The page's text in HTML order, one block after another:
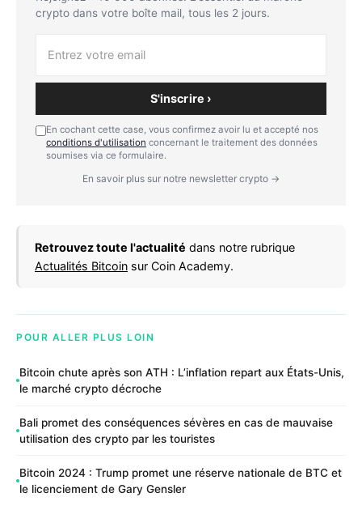
crypto dans votre boîte mail, tous les 2 jours.
S'inscrire ›
En cochant cette case, vous confirmez avoir lu et accepté nos
conditions d'utilisation concernant le traitement des données
soumises via ce formulaire.
En savoir plus sur notre newsletter crypto →
Retrouvez toute l'actualité dans notre rubrique
Actualités Bitcoin sur Coin Academy.
POUR ALLER PLUS LOIN
Bitcoin chute après son ATH : L’inflation repart aux États-Unis,
le marché crypto décroche
Bali promet des conséquences sévères en cas de mauvaise
utilisation des crypto par les touristes
Bitcoin 2024 : Trump promet une réserve nationale de BTC et
le licenciement de Gary Gensler